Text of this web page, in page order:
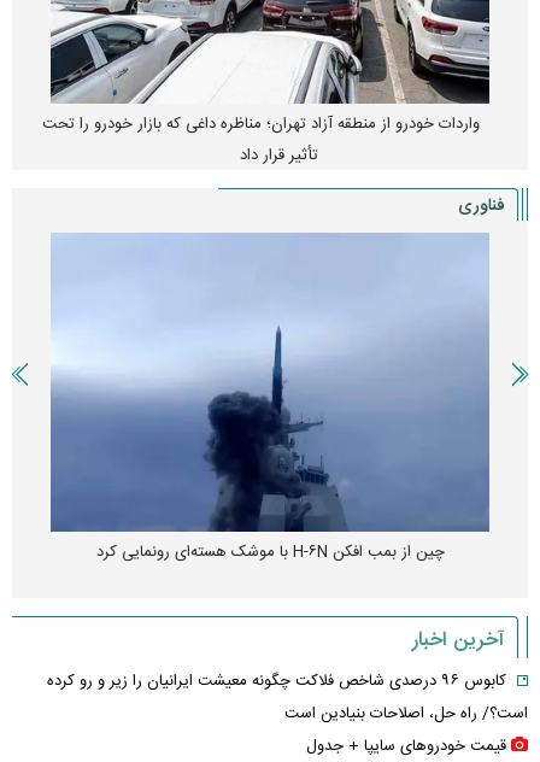
واردات خودرو از منطقه آزاد تهران؛ مناظره داغی که بازار خودرو را تحت
تأثیر قرار داد
فناوری
چین از بمب افکن H-۶N با موشک هسته‌ای رونمایی کرد
آخرین اخبار
کابوس ۹۶ درصدی شاخص فلاکت چگونه معیشت ایرانیان را زیر و رو کرده
است؟/ راه حل، اصلاحات بنیادین است
قیمت خودرو‌های سایپا + جدول